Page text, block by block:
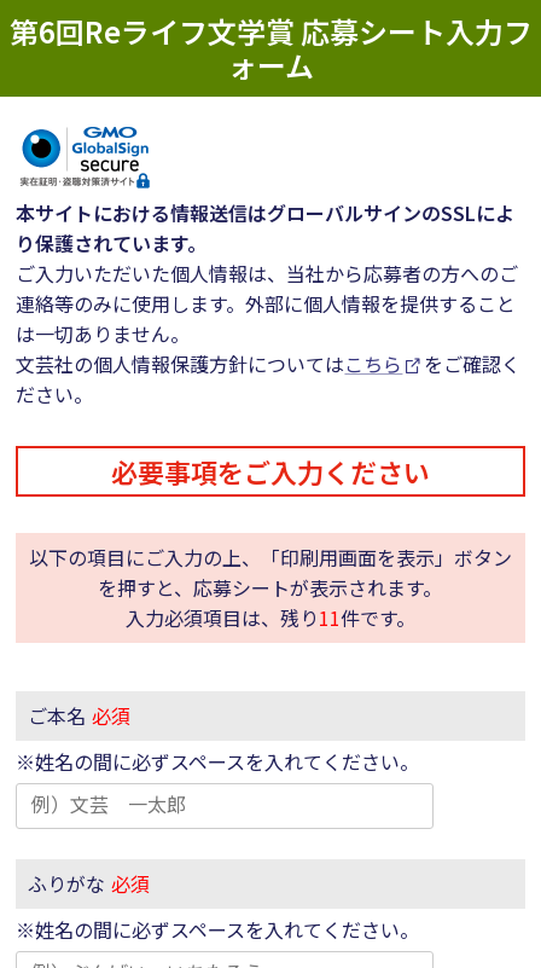
第6回Reライフ文学賞 応募シート入力フ
ォーム
本サイトにおける情報送信はグローバルサインのSSLによ
り保護されています。
ご入力いただいた個人情報は、当社から応募者の方へのご
連絡等のみに使用します。外部に個人情報を提供すること
は一切ありません。
文芸社の個人情報保護方針についてはこちら
をご確認く
ださい。
必要事項をご入力ください
以下の項目にご入力の上、「印刷用画面を表示」ボタン
を押すと、応募シートが表示されます。
入力必須項目は、残り11件です。
ご本名 必須
※姓名の間に必ずスペースを入れてください。
ふりがな 必須
※姓名の間に必ずスペースを入れてください。